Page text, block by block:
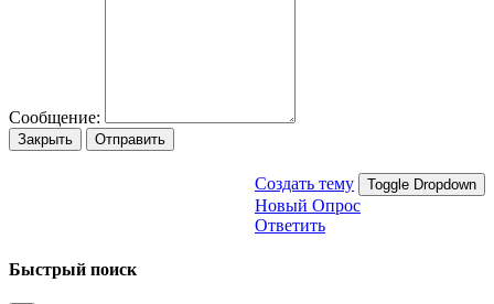
Сообщение:
Закрыть Отправить
Создать тему Toggle Dropdown
Новый Опрос
Ответить
Быстрый поиск